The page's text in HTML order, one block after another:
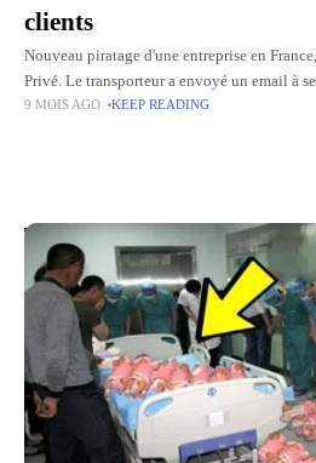
clients
Nouveau piratage d'une entreprise en
Privé. Le transporteur a envoyé un email à
les pirates ont pu
9 MOIS AGO KEEP READING
Top Picks for You